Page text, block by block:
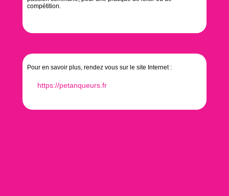
compétition.
Pour en savoir plus, rendez vous sur le site Internet :
https://petanqueurs.fr